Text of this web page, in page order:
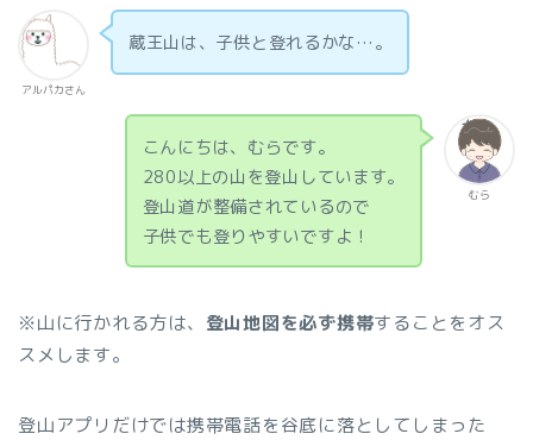
アルパカさん
蔵王山は、子供と登れるかな…。
むら
こんにちは、むらです。
280以上の山を登山しています。
登山道が整備されているので
子供でも登りやすいですよ！
※山に行かれる方は、 登山地図を必ず携帯することをオス
スメします。
登山アプリだけでは携帯電話を谷底に落としてしまった